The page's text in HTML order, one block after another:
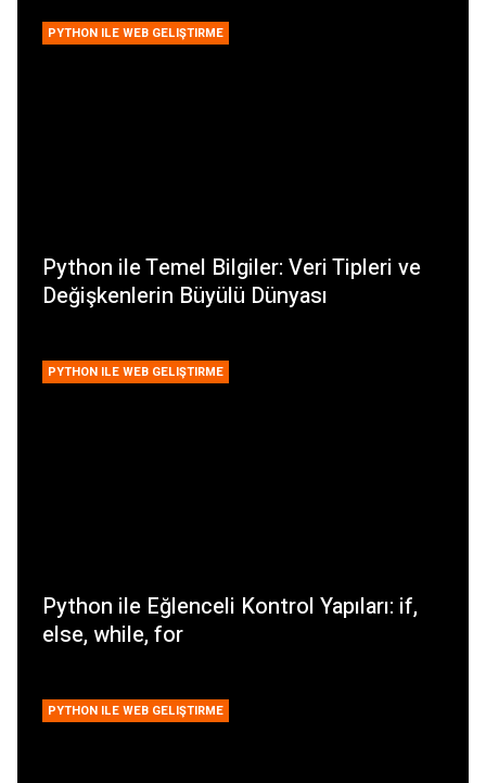
PYTHON ILE WEB GELIŞTIRME
Python ile Temel Bilgiler: Veri Tipleri ve
Değişkenlerin Büyülü Dünyası
PYTHON ILE WEB GELIŞTIRME
Python ile Eğlenceli Kontrol Yapıları: if,
else, while, for
PYTHON ILE WEB GELIŞTIRME